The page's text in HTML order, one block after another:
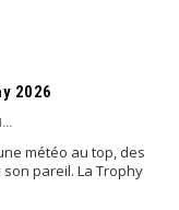
2026
météo au top, des
pareil. La Trophy